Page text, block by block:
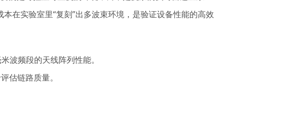
在实验室里“复刻”出多波束环境，是验证设备性能的高效
波频段的天线阵列性能。
估链路质量。